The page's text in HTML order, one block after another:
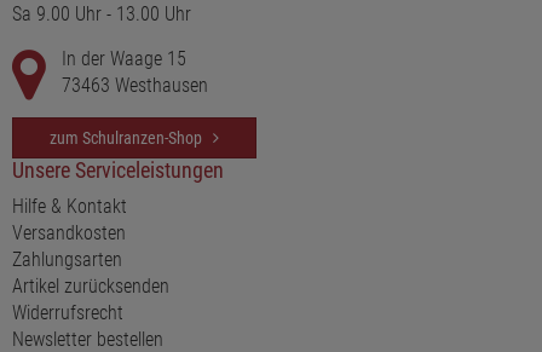
Sa 9.00 Uhr - 13.00 Uhr
In der Waage 15
73463 Westhausen
zum Schulranzen-Shop
Unsere Serviceleistungen
Hilfe & Kontakt
Versandkosten
Zahlungsarten
Artikel zurücksenden
Widerrufsrecht
Newsletter bestellen